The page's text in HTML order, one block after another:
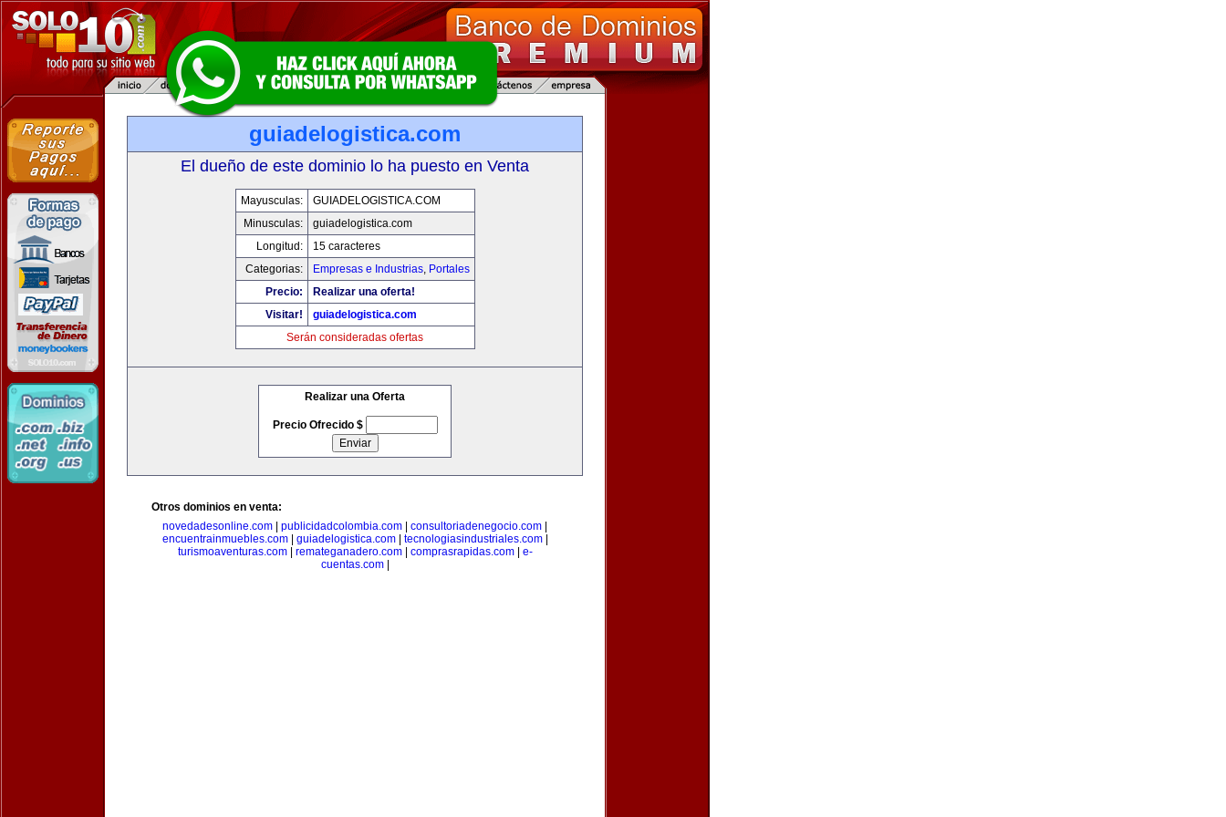
guiadelogistica.com
El dueño de este dominio lo ha puesto en Venta
Mayusculas:
GUIADELOGISTICA.COM
Minusculas:
guiadelogistica.com
Longitud:
15 caracteres
Categorias:
Empresas e Industrias, Portales
Precio:
Realizar una oferta!
Visitar!
guiadelogistica.com
Serán consideradas ofertas
Realizar una Oferta
Precio Ofrecido $
Otros dominios en venta:
novedadesonline.com
publicidadcolombia.com consultoriadenegocio.com
encuentrainmuebles.com| guiadelogistica.com| tecnologiasindustriales.com|
turismoaventuras.com| remateganadero.com| comprasrapidas.com| e-
cuentas.com|